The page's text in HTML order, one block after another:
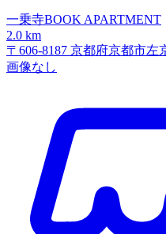
一乗寺BOOK APARTMENT
2.0 km
〒606-8187 京都府京都市
画像なし